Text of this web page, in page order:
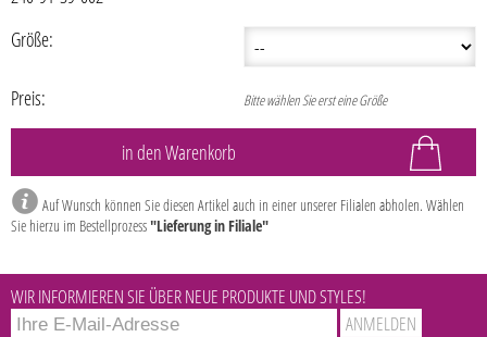
Größe:
Preis: Bitte wählen Sie erst eine Größe
Auf Wunsch können Sie diesen Artikel auch in einer unserer Filialen abholen. Wählen
Sie hierzu im Bestellprozess"Lieferung in Filiale"
WIR INFORMIEREN SIE ÜBER NEUE PRODUKTE UND STYLES!